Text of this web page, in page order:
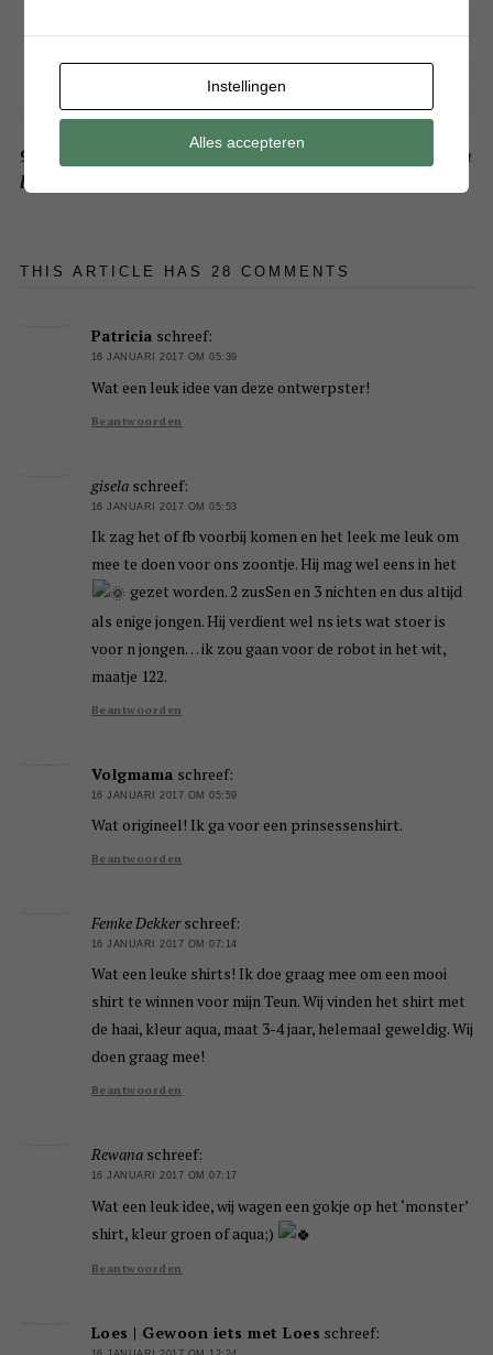
9 Redenen waarom je je kleding in de vriezer zou moeten
leggen
THIS ARTICLE HAS 28 COMMENTS
Patricia schreef:
16 JANUARI 2017 OM 05:39
Wat een leuk idee van deze ontwerpster!
Beantwoorden
gisela schreef:
16 JANUARI 2017 OM 05:53
Ik zag het of fb voorbij komen en het leek me leuk om
mee te doen voor ons zoontje. Hij mag wel eens in het
gezet worden. 2 zusSen en 3 nichten en dus altijd
als enige jongen. Hij verdient wel ns iets wat stoer is
voor n jongen… ik zou gaan voor de robot in het wit,
maatje 122.
Beantwoorden
Volgmama schreef:
16 JANUARI 2017 OM 05:59
Wat origineel! Ik ga voor een prinsessenshirt.
Beantwoorden
Femke Dekker schreef:
16 JANUARI 2017 OM 07:14
Wat een leuke shirts! Ik doe graag mee om een mooi
shirt te winnen voor mijn Teun. Wij vinden het shirt met
de haai, kleur aqua, maat 3-4 jaar, helemaal geweldig. Wij
doen graag mee!
Beantwoorden
Rewana schreef:
16 JANUARI 2017 OM 07:17
Wat een leuk idee, wij wagen een gokje op het ‘monster’
shirt, kleur groen of aqua;)
Beantwoorden
Loes | Gewoon iets met Loes schreef:
Instellingen
Alles accepteren